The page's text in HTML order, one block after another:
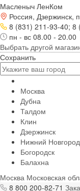
Масленыч ЛенКом
Россия, Дзержинск,
8 (831) 211-93-40; 8
пн - вс 08.00 - 20.00
Выбрать другой
Сохранить
Москва
Дубна
Талдом
Клин
Дзержинск
Нижний Новгород
Богородск
Балахна
Москва Московская
8 800 200-82-71